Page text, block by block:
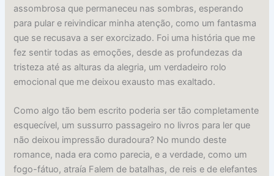
assombrosa que permaneceu nas sombras, esperando
para pular e reivindicar minha atenção, como um fantasma
que se recusava a ser exorcizado. Foi uma história que me
fez sentir todas as emoções, desde as profundezas da
tristeza até as alturas da alegria, um verdadeiro rolo
emocional que me deixou exausto mas exaltado.
Como algo tão bem escrito poderia ser tão completamente
esquecível, um sussurro passageiro no livros para ler que
não deixou impressão duradoura? No mundo deste
romance, nada era como parecia, e a verdade, como um
fogo-fátuo, atraía Falem de batalhas, de reis e de elefantes